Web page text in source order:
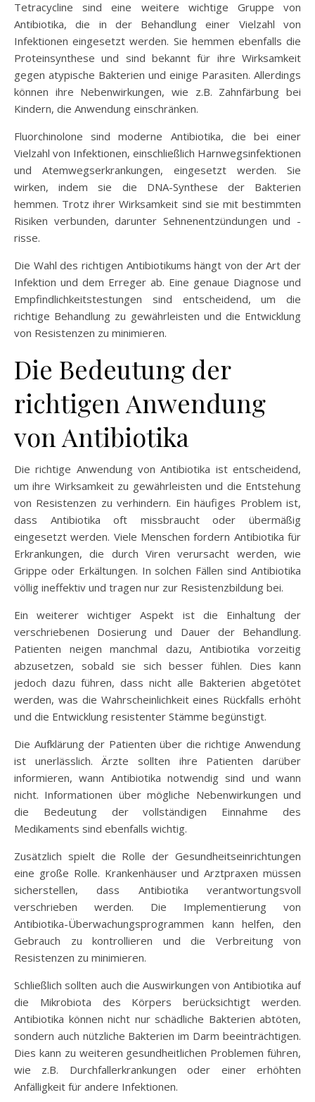
Tetracycline sind eine weitere wichtige Gruppe von
Antibiotika, die in der Behandlung einer Vielzahl von
Infektionen eingesetzt werden. Sie hemmen ebenfalls die
Proteinsynthese und sind bekannt für ihre Wirksamkeit
gegen atypische Bakterien und einige Parasiten. Allerdings
können ihre Nebenwirkungen, wie z.B. Zahnfärbung bei
Kindern, die Anwendung einschränken.
Fluorchinolone sind moderne Antibiotika, die bei einer
Vielzahl von Infektionen, einschließlich Harnwegsinfektionen
und Atemwegserkrankungen, eingesetzt werden. Sie
wirken, indem sie die DNA-Synthese der Bakterien
hemmen. Trotz ihrer Wirksamkeit sind sie mit bestimmten
Risiken verbunden, darunter Sehnenentzündungen und -
risse.
Die Wahl des richtigen Antibiotikums hängt von der Art der
Infektion und dem Erreger ab. Eine genaue Diagnose und
Empfindlichkeitstestungen sind entscheidend, um die
richtige Behandlung zu gewährleisten und die Entwicklung
von Resistenzen zu minimieren.
Die Bedeutung der
richtigen Anwendung
von Antibiotika
Die richtige Anwendung von Antibiotika ist entscheidend,
um ihre Wirksamkeit zu gewährleisten und die Entstehung
von Resistenzen zu verhindern. Ein häufiges Problem ist,
dass Antibiotika oft missbraucht oder übermäßig
eingesetzt werden. Viele Menschen fordern Antibiotika für
Erkrankungen, die durch Viren verursacht werden, wie
Grippe oder Erkältungen. In solchen Fällen sind Antibiotika
völlig ineffektiv und tragen nur zur Resistenzbildung bei.
Ein weiterer wichtiger Aspekt ist die Einhaltung der
verschriebenen Dosierung und Dauer der Behandlung.
Patienten neigen manchmal dazu, Antibiotika vorzeitig
abzusetzen, sobald sie sich besser fühlen. Dies kann
jedoch dazu führen, dass nicht alle Bakterien abgetötet
werden, was die Wahrscheinlichkeit eines Rückfalls erhöht
und die Entwicklung resistenter Stämme begünstigt.
Die Aufklärung der Patienten über die richtige Anwendung
ist unerlässlich. Ärzte sollten ihre Patienten darüber
informieren, wann Antibiotika notwendig sind und wann
nicht. Informationen über mögliche Nebenwirkungen und
die Bedeutung der vollständigen Einnahme des
Medikaments sind ebenfalls wichtig.
Zusätzlich spielt die Rolle der Gesundheitseinrichtungen
eine große Rolle. Krankenhäuser und Arztpraxen müssen
sicherstellen, dass Antibiotika verantwortungsvoll
verschrieben werden. Die Implementierung von
Antibiotika-Überwachungsprogrammen kann helfen, den
Gebrauch zu kontrollieren und die Verbreitung von
Resistenzen zu minimieren.
Schließlich sollten auch die Auswirkungen von Antibiotika auf
die Mikrobiota des Körpers berücksichtigt werden.
Antibiotika können nicht nur schädliche Bakterien abtöten,
sondern auch nützliche Bakterien im Darm beeinträchtigen.
Dies kann zu weiteren gesundheitlichen Problemen führen,
wie z.B. Durchfallerkrankungen oder einer erhöhten
Anfälligkeit für andere Infektionen.